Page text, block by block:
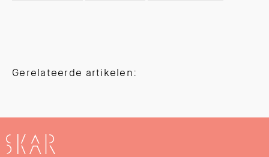
Gerelateerde artikelen:
SKAR